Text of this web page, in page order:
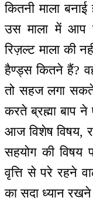
कितनी माला बनाई
उस माला में आप
रिज़ल्ट माला की
हैण्ड्स कितने हैं?
तो सहज लगा सकते
करते ब्रह्मा बाप ने
आज विशेष विषय,
सहयोग की विषय
वृत्ति से परे रहने
का सदा ध्यान